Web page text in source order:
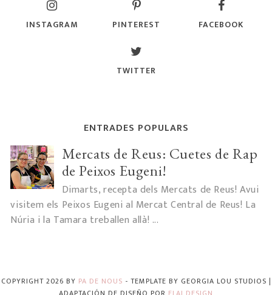
INSTAGRAM PINTEREST FACEBOOK
TWITTER
ENTRADES POPULARS
Mercats de Reus: Cuetes de Rap
de Peixos Eugeni!
Dimarts, recepta dels Mercats de Reus! Avui
visitem els Peixos Eugeni al Mercat Central de Reus! La
Núria i la Tamara treballen allà! ...
COPYRIGHT 2026 BY PA DE NOUS - TEMPLATE BY GEORGIA LOU STUDIOS |